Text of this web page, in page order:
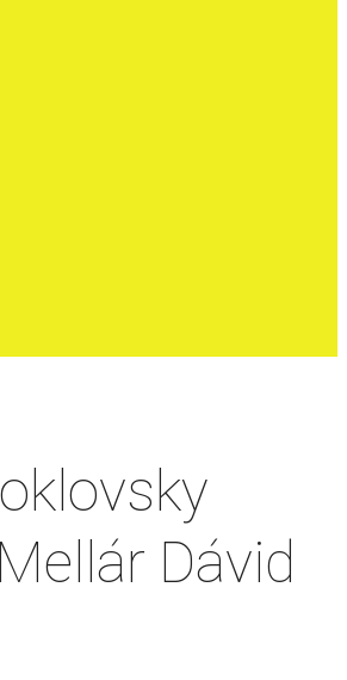
Dávid